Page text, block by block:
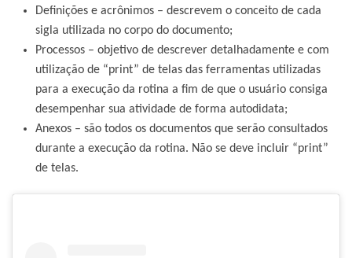
Definições e acrônimos – descrevem o conceito de cada
sigla utilizada no corpo do documento;
Processos – objetivo de descrever detalhadamente e com
utilização de “print” de telas das ferramentas utilizadas
para a execução da rotina a fim de que o usuário consiga
desempenhar sua atividade de forma autodidata;
Anexos – são todos os documentos que serão consultados
durante a execução da rotina. Não se deve incluir “print”
de telas.